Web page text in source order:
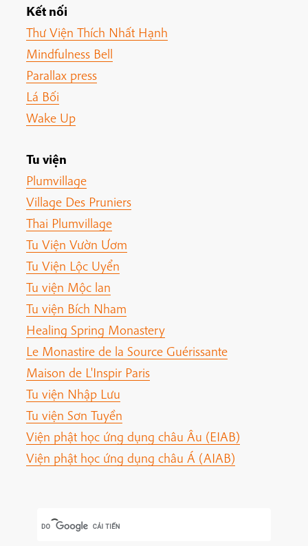
Kết nối
Thư Viện Thích Nhất Hạnh
Mindfulness Bell
Parallax press
Lá Bối
Wake Up
Tu viện
Plumvillage
Village Des Pruniers
Thai Plumvillage
Tu Viện Vườn Ươm
Tu Viện Lộc Uyển
Tu viện Mộc lan
Tu viện Bích Nham
Healing Spring Monastery
Le Monastire de la Source Guérissante
Maison de L'Inspir Paris
Tu viện Nhập Lưu
Tu viện Sơn Tuyền
Viện phật học ứng dụng châu Âu (EIAB)
Viện phật học ứng dụng châu Á (AIAB)